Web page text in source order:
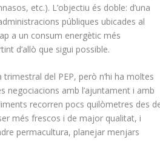
etc.). L’objectiu és doble: d’una
públiques ubicades al
a un consum energètic més
d’allò que sigui possible.
del PEP, però n’hi ha moltes
negociacions amb l’ajuntament i amb
recorren pocs quilòmetres des
més frescos i de major qualitat, i
permacultura, planejar menjars